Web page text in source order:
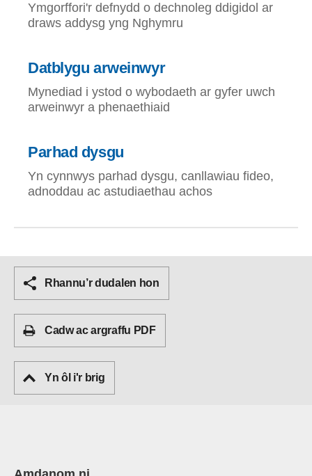
Ymgorffori'r defnydd o dechnoleg ddigidol ar
draws addysg yng Nghymru
Datblygu arweinwyr
Mynediad i ystod o wybodaeth ar gyfer uwch
arweinwyr a phenaethiaid
Parhad dysgu
Yn cynnwys parhad dysgu, canllawiau fideo,
adnoddau ac astudiaethau achos
Rhannu’r dudalen hon
Cadw ac argraffu PDF
Yn ôl i'r brig